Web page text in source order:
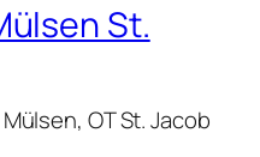
St.
OT St. Jacob